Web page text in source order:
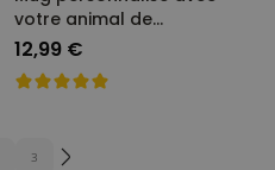
votre animal de
compagnie
12,99 €
3